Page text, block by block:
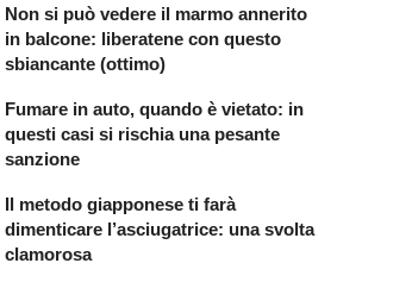
Non si può vedere il marmo annerito
in balcone: liberatene con questo
sbiancante (ottimo)
Fumare in auto, quando è vietato: in
questi casi si rischia una pesante
sanzione
Il metodo giapponese ti farà
dimenticare l’asciugatrice: una svolta
clamorosa